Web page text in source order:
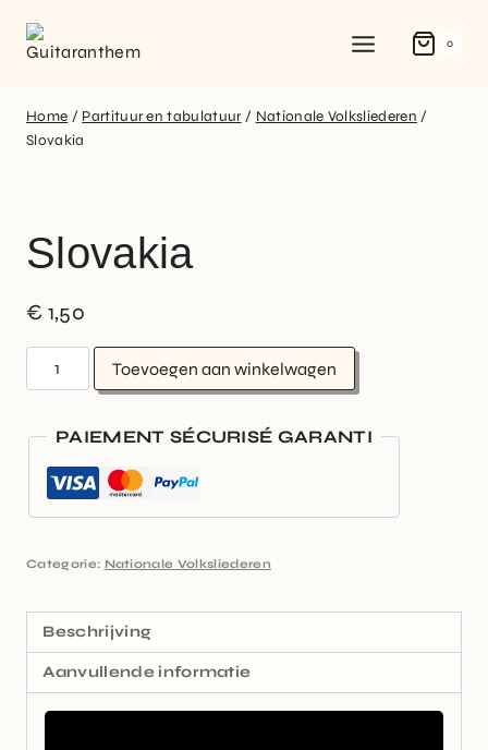
0
Home / Partituur en tabulatuur / Nationale Volksliederen /
Slovakia
Slovakia
€ 1,50
Toevoegen aan winkelwagen
PAIEMENT SÉCURISÉ GARANTI
Categorie: Nationale Volksliederen
Beschrijving
Aanvullende informatie